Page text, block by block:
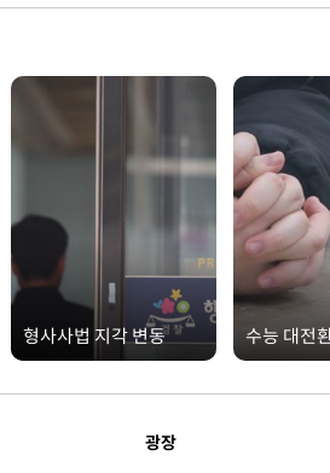
형사사법 지각 변동 수능 대전
광장